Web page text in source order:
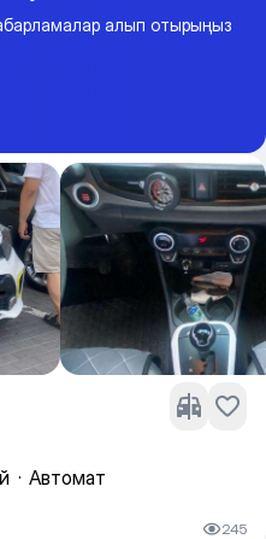
алып отырыңыз
· Автомат
245